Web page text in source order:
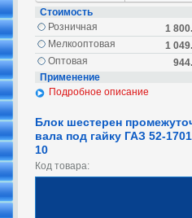
Стоимость
1
Розничная
1
Мелкооптовая
Оптовая
Применение
Подробное описание
Блок шестерен
вала под гайку ГАЗ 52-
10
Код товара: